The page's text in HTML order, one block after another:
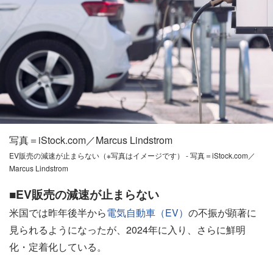
写真＝iStock.com／Marcus Lindstrom
EV販売の減速が止まらない（※写真はイメージです） - 写真＝iStock.com／
Marcus Lindstrom
■EV販売の減速が止まらない
米国では昨年後半から電気自動車（EV） の不振が顕著に
見られるようになったが、2024年に入り、さらに鮮明
化・定着化している。